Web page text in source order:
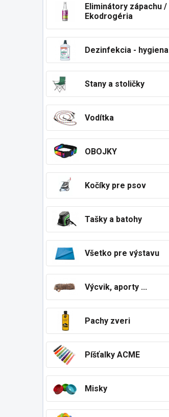
Eliminátory zápachu /
Ekodrogéria
Dezinfekcia - hygiena
Stany a stoličky
Vodítka
OBOJKY
Kočíky pre psov
Tašky a batohy
Všetko pre výstavu
Výcvik, aporty ...
Pachy zveri
Píšťalky ACME
Misky